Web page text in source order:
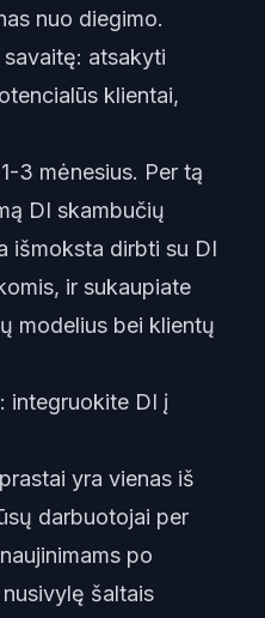
nuo diegimo.
atsakyti
klientai,
3 mėnesius. Per tą
DI skambučių
išmoksta dirbti su DI
ir sukaupiate
modelius bei klientų
integruokite DI į
yra vienas iš
darbuotojai per
po
šaltais